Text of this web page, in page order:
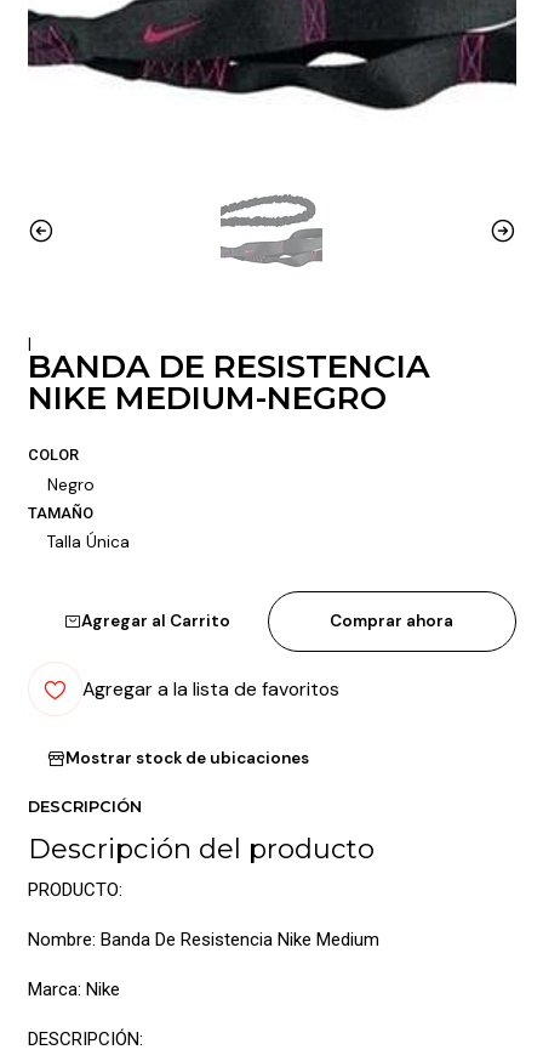
|
BANDA DE RESISTENCIA
NIKE MEDIUM-NEGRO
COLOR
Negro
TAMAÑO
Talla Única
Agregar al Carrito Comprar ahora
Agregar a la lista de favoritos
Mostrar stock de ubicaciones
DESCRIPCIÓN
Descripción del producto
PRODUCTO:
Nombre: Banda De Resistencia Nike Medium
Marca: Nike
DESCRIPCIÓN: